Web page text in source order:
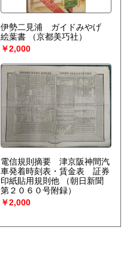
伊勢二見浦 ガイドみやげ
絵葉書
（京都美巧社）
￥2,000
電信規則摘要 津京阪神間汽
車発着時刻表・賃金表 証券
印紙貼用規則他
（朝日新聞
第２０６０号附録）
￥2,000